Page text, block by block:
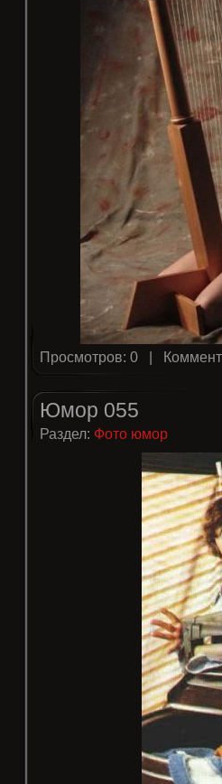
Просмотров: 0 |
Юмор 055
Раздел: Фото юмор